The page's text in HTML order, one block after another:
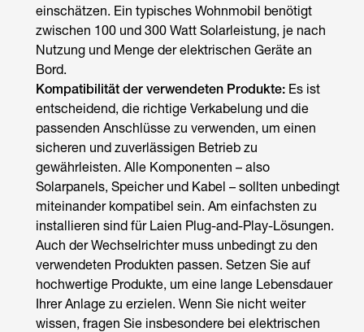
einschätzen. Ein typisches Wohnmobil benötigt
zwischen 100 und 300 Watt Solarleistung, je nach
Nutzung und Menge der elektrischen Geräte an
Bord.
Kompatibilität der verwendeten Produkte: Es ist
entscheidend, die richtige Verkabelung und die
passenden Anschlüsse zu verwenden, um einen
sicheren und zuverlässigen Betrieb zu
gewährleisten. Alle Komponenten – also
Solarpanels, Speicher und Kabel – sollten unbedingt
miteinander kompatibel sein. Am einfachsten zu
installieren sind für Laien Plug-and-Play-Lösungen.
Auch der Wechselrichter muss unbedingt zu den
verwendeten Produkten passen. Setzen Sie auf
hochwertige Produkte, um eine lange Lebensdauer
Ihrer Anlage zu erzielen. Wenn Sie nicht weiter
wissen, fragen Sie insbesondere bei elektrischen